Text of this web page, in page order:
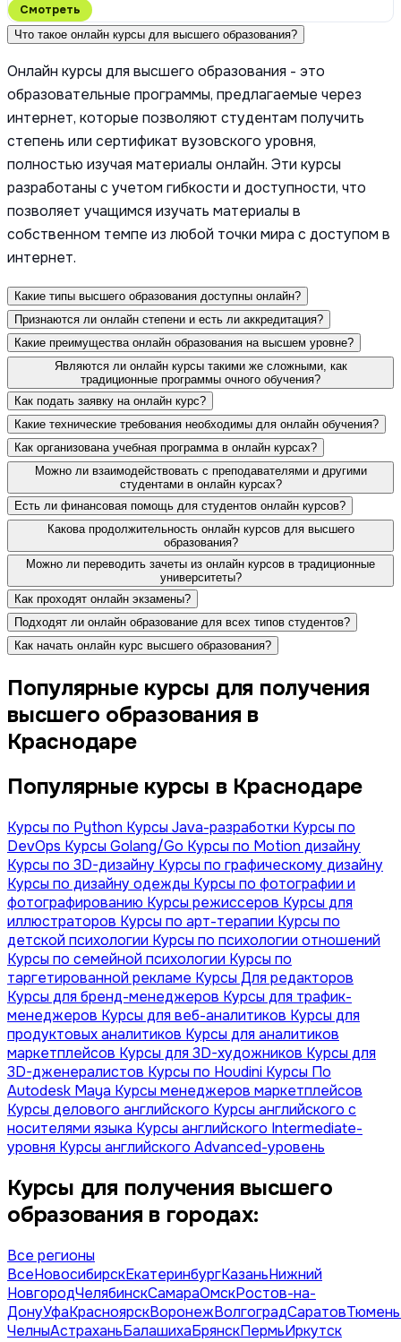
Смотреть
Что такое онлайн курсы для высшего образования?
Онлайн курсы для высшего образования - это
образовательные программы, предлагаемые через
интернет, которые позволяют студентам получить
степень или сертификат вузовского уровня,
полностью изучая материалы онлайн. Эти курсы
разработаны с учетом гибкости и доступности, что
позволяет учащимся изучать материалы в
собственном темпе из любой точки мира с доступом в
интернет.
Какие типы высшего образования доступны онлайн?
Признаются ли онлайн степени и есть ли аккредитация?
Какие преимущества онлайн образования на высшем уровне?
Являются ли онлайн курсы такими же сложными, как
традиционные программы очного обучения?
Как подать заявку на онлайн курс?
Какие технические требования необходимы для онлайн обучения?
Как организована учебная программа в онлайн курсах?
Можно ли взаимодействовать с преподавателями и другими
студентами в онлайн курсах?
Есть ли финансовая помощь для студентов онлайн курсов?
Какова продолжительность онлайн курсов для высшего
образования?
Можно ли переводить зачеты из онлайн курсов в традиционные
университеты?
Как проходят онлайн экзамены?
Подходят ли онлайн образование для всех типов студентов?
Как начать онлайн курс высшего образования?
Популярные курсы для получения
высшего образования в
Краснодаре
Популярные курсы в Краснодаре
Курсы по Python Курсы Java-разработки Курсы по
DevOps Курсы Golang/Go Курсы по Motion дизайну
Курсы по 3D-дизайну Курсы по графическому дизайну
Курсы по дизайну одежды Курсы по фотографии и
фотографированию Курсы режиссеров Курсы для
иллюстраторов Курсы по арт-терапии Курсы по
детской психологии Курсы по психологии отношений
Курсы по семейной психологии Курсы по
таргетированной рекламе Курсы Для редакторов
Курсы для бренд-менеджеров Курсы для трафик-
менеджеров Курсы для веб-аналитиков Курсы для
продуктовых аналитиков Курсы для аналитиков
маркетплейсов Курсы для 3D-художников Курсы для
3D-дженералистов Курсы по Houdini Курсы По
Autodesk Maya Курсы менеджеров маркетплейсов
Курсы делового английского Курсы английского с
носителями языка Курсы английского Intermediate-
уровня Курсы английского Advanced-уровень
Курсы для получения высшего
образования в городах:
Все регионы
ВсеНовосибирскЕкатеринбургКазаньНижний
НовгородЧелябинскСамараОмскРостов-на-
ДонуУфаКрасноярскВоронежВолгоградСаратовТюмень
ЧелныАстраханьБалашихаБрянскПермьИркутск